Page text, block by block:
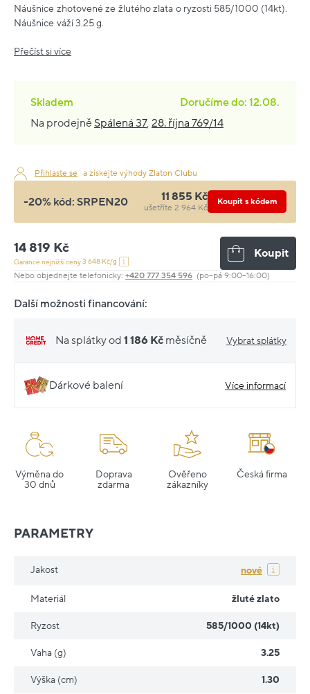
Náušnice zhotovené ze žlutého zlata o ryzosti 585/1000 (14kt).
Náušnice váží 3.25 g.
Přečíst si více
Skladem
Doručíme do: 12.08.
Na prodejně Spálená 37, 28. října 769/14
Přihlaste se a získejte výhody Zlaton Clubu
-20% kód: SRPEN20 11 855 Kč
ušetříte 2 964 Kč
Koupit s kódem
14 819 Kč
Garance nejnižší ceny:3 648 Kč/g
Koupit
Nebo objednejte telefonicky: +420 777 354 596 (po–pá 9:00–16:00)
Další možnosti financování:
Na splátky od 1 186 Kč měsíčně Vybrat splátky
Dárkové balení Více informací
Výměna do
30 dnů
Doprava
zdarma
Ověřeno
zákazníky
Česká firma
PARAMETRY
Jakost nové
Materiál žluté zlato
Ryzost 585/1000 (14kt)
Vaha (g) 3.25
Výška (cm) 1.30